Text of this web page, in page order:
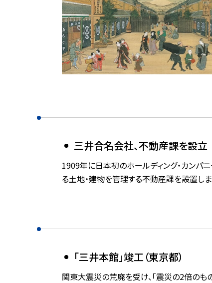
三井合名会社、不動産課を設立
1909年に日本初のホールディング・カンパ
る土地・建物を管理する不動産課を設置しま
「三井本館」竣工（東京都）
関東大震災の荒廃を受け、「震災の2倍のも